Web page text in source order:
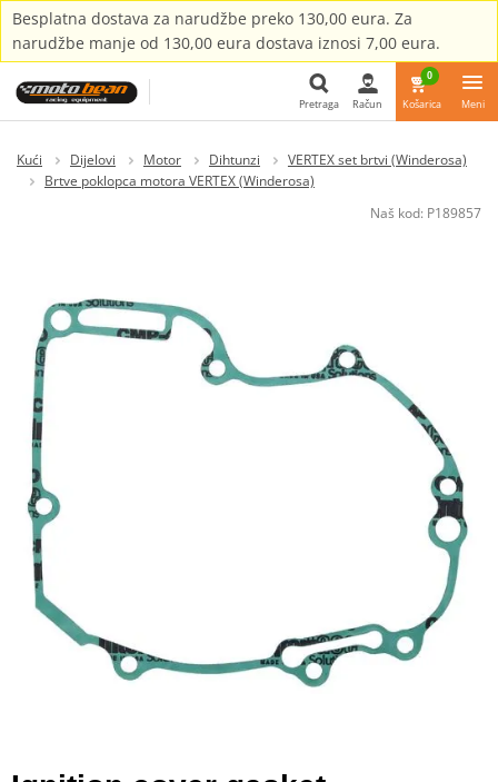
Besplatna dostava za narudžbe preko 130,00 eura. Za
narudžbe manje od 130,00 eura dostava iznosi 7,00 eura.
Pretraga
Pretraga Račun
0
Košarica Meni
Kući Dijelovi Motor Dihtunzi
VERTEX set brtvi (Winderosa)
Brtve poklopca motora VERTEX (Winderosa)
Naš kod: P189857